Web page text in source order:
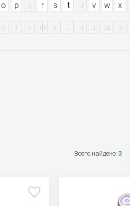
o p q r s t u v w x
с т у ф х ц ч ш щ э
Всего найдено: 3